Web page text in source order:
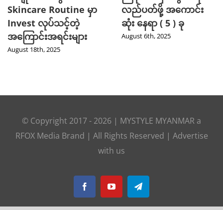
Skincare Routine မှာ
Invest လုပ်သင့်တဲ့
အကြောင်းအရင်းများ
August 18th, 2025
လည်ပတ်ဖို့ အကောင်း
ဆုံး နေရာ ( 5 ) ခု
August 6th, 2025
© Copyright 2017 - 2026 | MYSTYLE MYANMAR a
RFOX Media Brand | All Rights Reserved | Advertise
with us
FacebookYouTubeTelegram